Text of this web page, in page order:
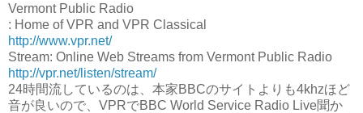
Vermont Public Radio
: Home of VPR and VPR Classical
http://www.vpr.net/
Stream: Online Web Streams from Vermont Public Radio
http://vpr.net/listen/stream/
24時間流しているのは、本家BBCのサイトよりも4khzほど
音が良いので、VPRでBBC World Service Radio Live聞か